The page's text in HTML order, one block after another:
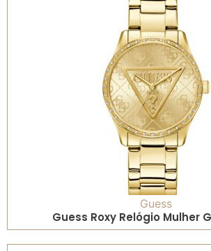
Guess
Guess Roxy Relógio Mulher